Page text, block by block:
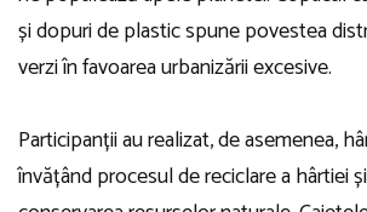
și dopuri de plastic spune povestea
verzi în favoarea urbanizării excesive.
Participanții au realizat, de asemenea,
învățând procesul de reciclare a hârtiei